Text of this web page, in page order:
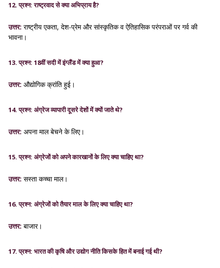
12. प्रश्न: राष्ट्रवाद से क्या अभिप्राय है?
उत्तर: राष्ट्रीय एकता, देश-प्रेम और सांस्कृतिक व ऐतिहासिक परंपराओं पर गर्व की
भावना।
13. प्रश्न: 18वीं सदी में इंग्लैंड में क्या हुआ?
उत्तर: औद्योगिक क्रांति हुई।
14. प्रश्न: अंग्रेज व्यापारी दूसरे देशों में क्यों जाते थे?
उत्तर: अपना माल बेचने के लिए।
15. प्रश्न: अंग्रेजों को अपने कारखानों के लिए क्या चाहिए था?
उत्तर: सस्ता कच्चा माल।
16. प्रश्न: अंग्रेजों को तैयार माल के लिए क्या चाहिए था?
उत्तर: बाजार।
17. प्रश्न: भारत की कृषि और उद्योग नीति किसके हित में बनाई गई थी?